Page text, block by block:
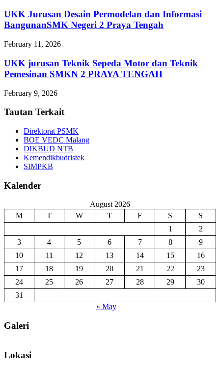
UKK Jurusan Desain Permodelan dan Informasi
BangunanSMK Negeri 2 Praya Tengah
February 11, 2026
UKK jurusan Teknik Sepeda Motor dan Teknik
Pemesinan SMKN 2 PRAYA TENGAH
February 9, 2026
Tautan Terkait
Direktorat PSMK
BOE VEDC Malang
DIKBUD NTB
Kemendikbudristek
SIMPKB
Kalender
August 2026
M
T W T F S
S
1
2
3
4 5 6 7 8
9
10
11 12 13 14 15
16
17
18 19 20 21 22
23
24
25 26 27 28 29
30
31
« May
Galeri
Lokasi